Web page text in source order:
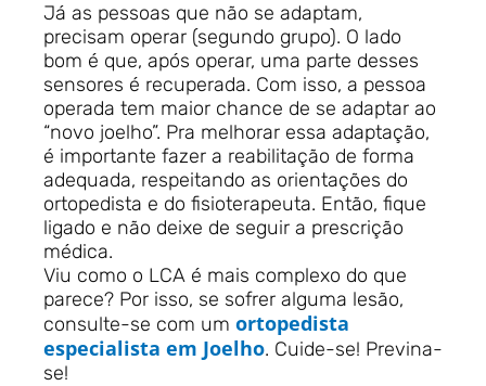
Já as pessoas que não se adaptam,
precisam operar (segundo grupo). O lado
bom é que, após operar, uma parte desses
sensores é recuperada. Com isso, a pessoa
operada tem maior chance de se adaptar ao
“novo joelho”. Pra melhorar essa adaptação,
é importante fazer a reabilitação de forma
adequada, respeitando as orientações do
ortopedista e do fisioterapeuta. Então, fique
ligado e não deixe de seguir a prescrição
médica.
Viu como o LCA é mais complexo do que
parece? Por isso, se sofrer alguma lesão,
consulte-se com um ortopedista
especialista em Joelho. Cuide-se! Previna-
se!